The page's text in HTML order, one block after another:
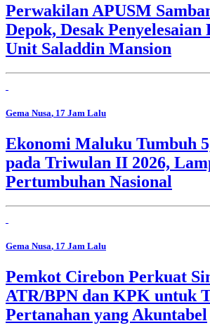
Perwakilan APUSM
Depok, Desak
Unit Saladdin Mansion
Gema Nusa, 17 Jam Lalu
Ekonomi Maluku Tumbuh
pada Triwulan II 2026,
Pertumbuhan Nasional
Gema Nusa, 17 Jam Lalu
Pemkot Cirebon Perkuat
ATR/BPN dan KPK untuk
Pertanahan yang Akuntabel